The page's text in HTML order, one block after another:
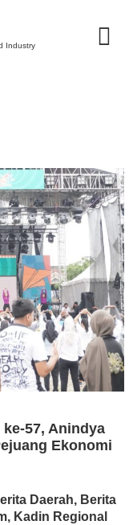
Industry
ke-57, Anindya
Ekonomi
Daerah, Berita
, Kadin Regional